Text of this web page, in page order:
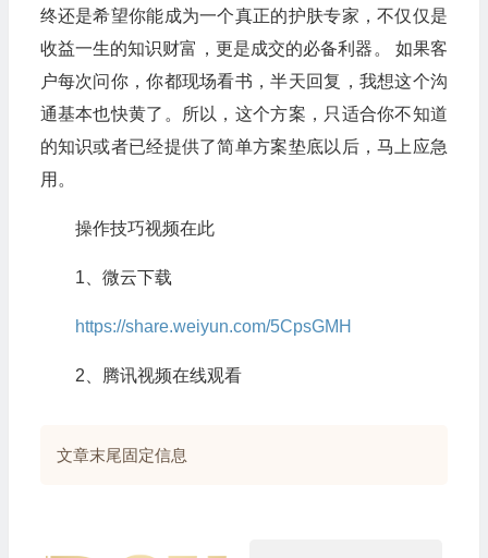
终还是希望你能成为一个真正的护肤专家，不仅仅是
收益一生的知识财富，更是成交的必备利器。 如果客
户每次问你，你都现场看书，半天回复，我想这个沟
通基本也快黄了。所以，这个方案，只适合你不知道
的知识或者已经提供了简单方案垫底以后，马上应急
用。
操作技巧视频在此
1、微云下载
https://share.weiyun.com/5CpsGMH
2、腾讯视频在线观看
文章末尾固定信息